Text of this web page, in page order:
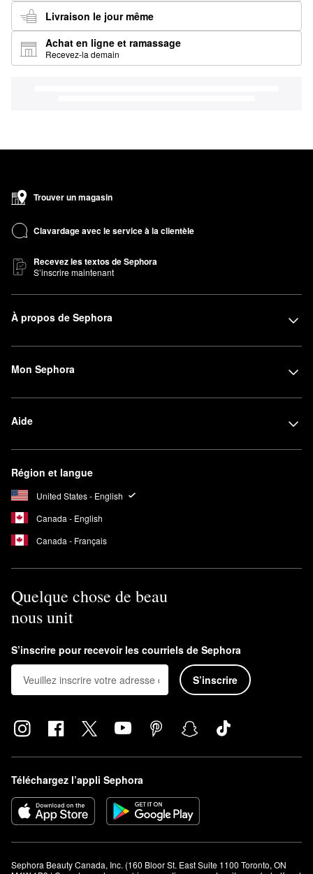
Livraison le jour même
Achat en ligne et ramassage
Recevez-la demain
Trouver un magasin
Clavardage avec le service à la clientèle
Recevez les textos de Sephora
S’inscrire maintenant
À propos de Sephora
Mon Sephora
Aide
Région et langue
United States - English
Canada - English
Canada - Français
Quelque chose de beau
nous unit
S’inscrire pour recevoir les courriels de Sephora
S’inscrire
Téléchargez l’appli Sephora
Sephora Beauty Canada, Inc. (160 Bloor St. East Suite 1100 Toronto, ON